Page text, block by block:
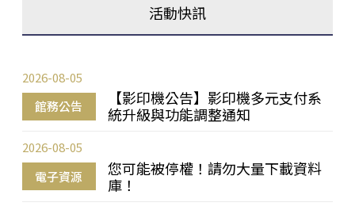
活動快訊
館務公告
【影印機公告】影印機多元支付系
統升級與功能調整通知
2026-08-05
電子資源
您可能被停權！請勿大量下載資料
庫！
2026-08-05